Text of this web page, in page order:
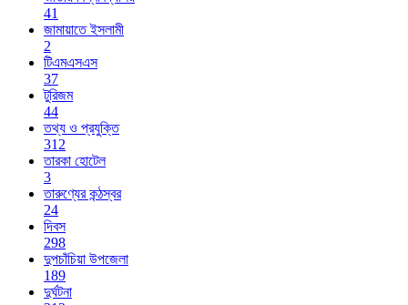
41
জামায়াতে ইসলামী
2
টিএমএসএস
37
টুরিজম
44
তথ্য ও প্রযুক্তি
312
তারকা হোটেল
3
তারুণ্যের কন্ঠস্বর
24
দিবস
298
দুপচাঁচিয়া উপজেলা
189
দুর্ঘটনা